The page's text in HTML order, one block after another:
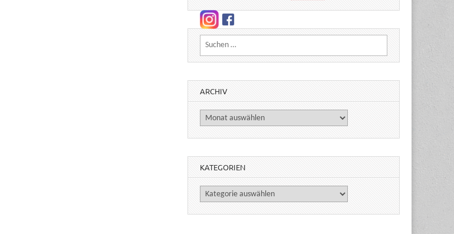
Suchen nach:
ARCHIV
Archiv
KATEGORIEN
Kategorien